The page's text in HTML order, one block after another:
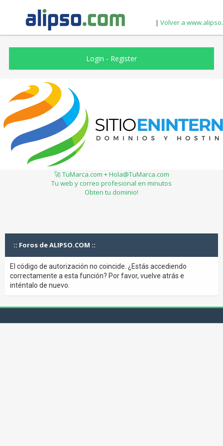
| Volver a
Login - Register
🚀 TuMarca.com + Hola@TuMarca.com
Tu web y correo profesional en minutos
Obten tu dominio!
:: Foros de ALIPSO.COM ::
El código de autorización no coincide. ¿Estás accediendo
correctamente a esta función? Por favor, vuelve atrás e
inténtalo de nuevo.